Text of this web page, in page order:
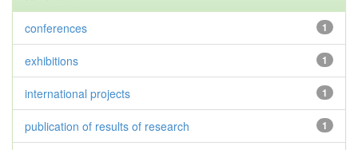
1
conferences
1
exhibitions
1
international projects
1
publication of results of research